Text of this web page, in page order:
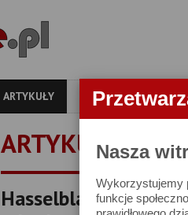
Nasza
Wykorzystujemy
funkcje
ARTYKUŁY APARATY
ARTYKUŁY
Hasselblad X2D II